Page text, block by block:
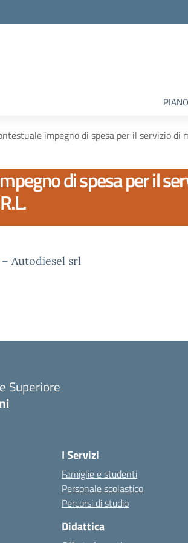
impegno di spesa per il servizio
di spesa per il
Autodiesel srl
Superiore
I Servizi
Famiglie e studenti
Personale scolastico
Percorsi di studio
Didattica